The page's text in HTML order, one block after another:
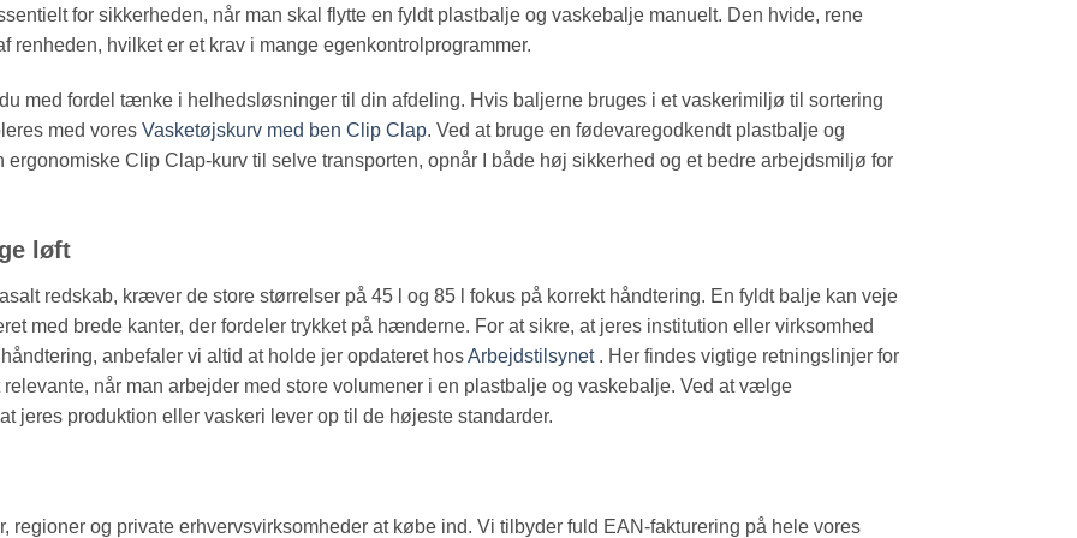
for sikkerheden, når man skal flytte en fyldt plastbalje og vaskebalje manuelt. Den hvide, rene
renheden, hvilket er et krav i mange egenkontrolprogrammer.
med fordel tænke i helhedsløsninger til din afdeling. Hvis baljerne bruges i et vaskerimiljø til sortering
med vores Vasketøjskurv med ben Clip Clap. Ved at bruge en fødevaregodkendt plastbalje og
Clip Clap-kurv til selve transporten, opnår I både høj sikkerhed og et bedre arbejdsmiljø for
løft
redskab, kræver de store størrelser på 45 l og 85 l fokus på korrekt håndtering. En fyldt balje kan veje
med brede kanter, der fordeler trykket på hænderne. For at sikre, at jeres institution eller virksomhed
anbefaler vi altid at holde jer opdateret hosArbejdstilsynet. Her findes vigtige retningslinjer for
når man arbejder med store volumener i en plastbalje og vaskebalje. Ved at vælge
jeres produktion eller vaskeri lever op til de højeste standarder.
regioner og private erhvervsvirksomheder at købe ind. Vi tilbyder fuld EAN-fakturering på hele vores